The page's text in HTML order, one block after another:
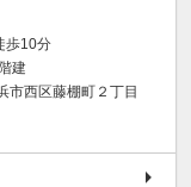
歩10分
建
市西区藤棚町２丁目